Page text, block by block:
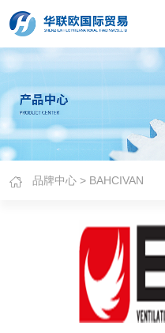
品牌中心 > BAHCIVAN